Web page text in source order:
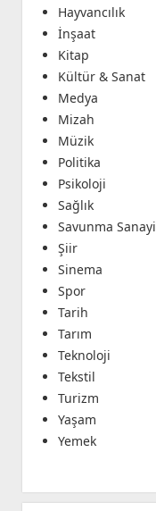
Hayvancılık
İnşaat
Kitap
Kültür & Sanat
Medya
Mizah
Müzik
Politika
Psikoloji
Sağlık
Savunma Sanayi
Şiir
Sinema
Spor
Tarih
Tarım
Teknoloji
Tekstil
Turizm
Yaşam
Yemek